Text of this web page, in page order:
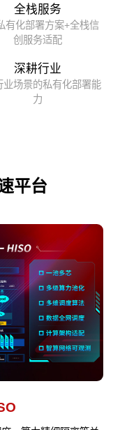
全栈服务
有化部署方案+全栈信
创服务适配
深耕行业
业场景的私有化部署能
力
平台